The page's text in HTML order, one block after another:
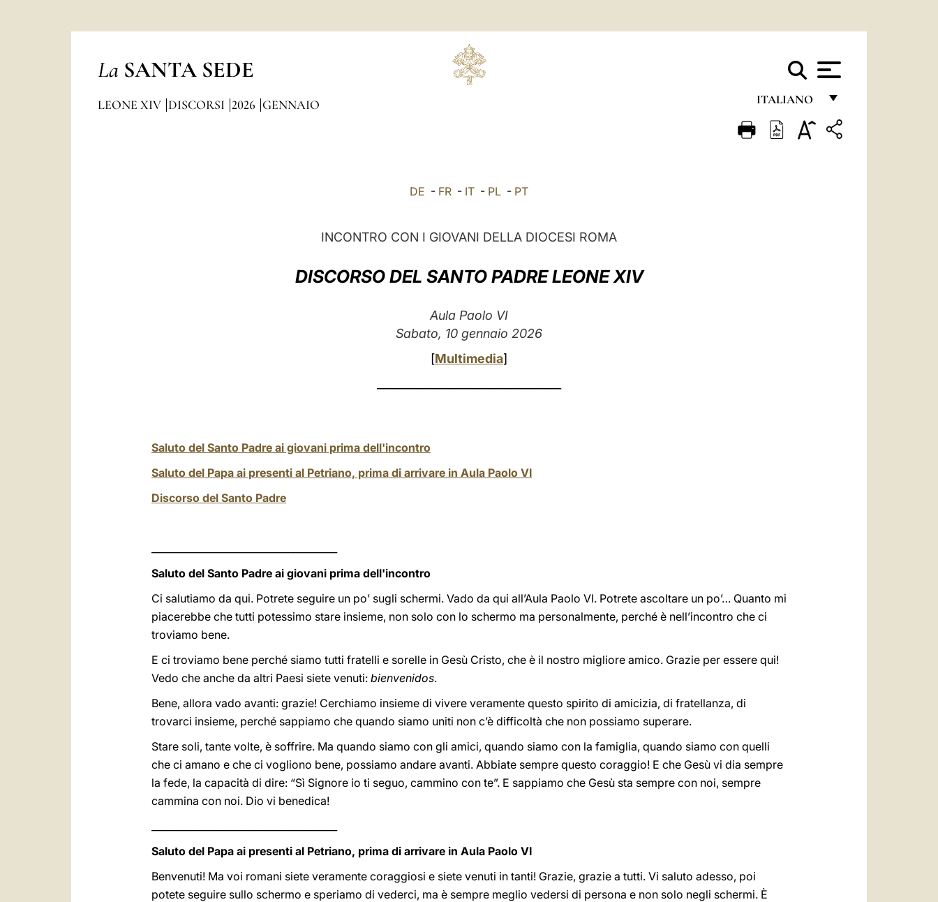
La SANTA SEDE
ITALIANO
FRANÇAIS
LEONE XIV DISCORSI 2026 GENNAIO
DE - FR - IT - PL - PT
INCONTRO CON I GIOVANI DELLA DIOCESI ROMA
DISCORSO DEL SANTO PADRE LEONE XIV
Aula Paolo VI
Sabato, 10 gennaio 2026
[Multimedia]
Saluto del Santo Padre ai giovani prima dell'incontro
Saluto del Papa ai presenti al Petriano, prima di arrivare in Aula Paolo VI
Discorso del Santo Padre
Saluto del Santo Padre ai giovani prima dell'incontro
Ci salutiamo da qui. Potrete seguire un po’ sugli schermi. Vado da qui all’Aula Paolo VI. Potrete ascoltare un po’… Quanto mi
piacerebbe che tutti potessimo stare insieme, non solo con lo schermo ma personalmente, perché è nell’incontro che ci
troviamo bene.
E ci troviamo bene perché siamo tutti fratelli e sorelle in Gesù Cristo, che è il nostro migliore amico. Grazie per essere qui!
Vedo che anche da altri Paesi siete venuti: bienvenidos.
Bene, allora vado avanti: grazie! Cerchiamo insieme di vivere veramente questo spirito di amicizia, di fratellanza, di
trovarci insieme, perché sappiamo che quando siamo uniti non c’è difficoltà che non possiamo superare.
Stare soli, tante volte, è soffrire. Ma quando siamo con gli amici, quando siamo con la famiglia, quando siamo con quelli
che ci amano e che ci vogliono bene, possiamo andare avanti. Abbiate sempre questo coraggio! E che Gesù vi dia sempre
la fede, la capacità di dire: “Sì Signore io ti seguo, cammino con te”. E sappiamo che Gesù sta sempre con noi, sempre
cammina con noi. Dio vi benedica!
Saluto del Papa ai presenti al Petriano, prima di arrivare in Aula Paolo VI
Benvenuti! Ma voi romani siete veramente coraggiosi e siete venuti in tanti! Grazie, grazie a tutti. Vi saluto adesso, poi
potete seguire sullo schermo e speriamo di vederci, ma è sempre meglio vedersi di persona e non solo negli schermi. È